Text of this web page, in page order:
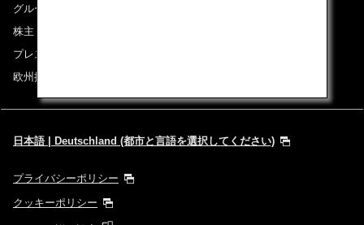
グループ企業一覧
株主・投資家情報
プレスリリース
欧州採用情報
日本語 | Deutschland (都市と言語を選択してください)
プライバシーポリシー
クッキーポリシー